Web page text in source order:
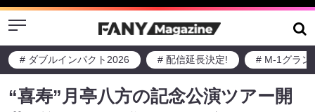
Menu
# ダブルインパクト2026 # 配信延長決定! # M-1グラン
アーが、7月28日（月）の大阪・天満天神繁昌亭からスタ
公演を予定。初日となったこの日は『月亭八方の山あり谷